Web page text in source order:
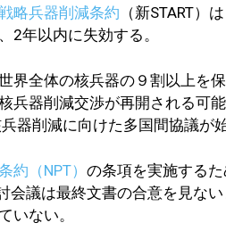
略兵器削減条約 （新START）
2年以内に失効する。
界全体の核兵器の９割以上を
兵器削減交渉が再開される可
器削減に向けた多国間協議が
約（NPT） の条項を実施する
会議は最終文書の合意を見な
いない。